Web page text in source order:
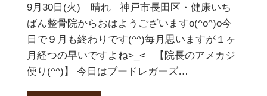
9月30日(火) 晴れ 神戸市長田区・健康いち
ばん整骨院からおはようございますo(^o^)o今
日で９月も終わりです(^^)毎月思いますが１ヶ
月経つの早いですよね>_< 【院長のアメカジ
便り(^^)】 今日はブードレガーズ…